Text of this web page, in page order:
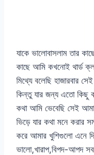
যাকে ভালোবাসলাম তার
কাছে আমি কখনোই থার্ড
মিথ্যে বলেছি হাজারবার
কিন্তু যার জন্য এতো কিছু
কথা আমি ভেবেছি সেই
ভিড়ে যার কথা মনে করার
করে আমার খুশিগুলো এনে
ভালো,খারাপ,বিপদ-আপদ